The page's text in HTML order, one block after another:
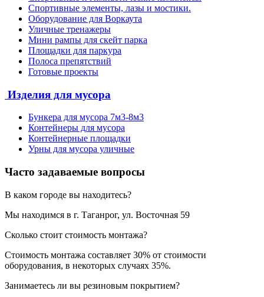
Спортивные элементы, лазы и мостики.
Оборудование для Воркаута
Уличные тренажеры
Мини рампы для скейт парка
Площадки для паркура
Полоса препятствий
Готовые проекты
Изделия для мусора
Бункера для мусора 7м3-8м3
Контейнеры для мусора
Контейнерные площадки
Урны для мусора уличные
Часто задаваемые вопросы
В каком городе вы находитесь?
Мы находимся в г. Таганрог, ул. Восточная 59
Сколько стоит стоимость монтажа?
Стоимость монтажа составляет 30% от стоимости
оборудования, в некоторых случаях 35%.
Занимаетесь ли вы резиновым покрытием?